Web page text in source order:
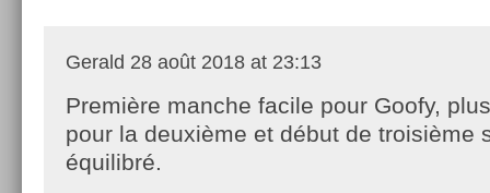
Gerald 28 août 2018 at 23:13
Première manche facile pour Goofy,
pour la deuxième et début de troisième
équilibré.